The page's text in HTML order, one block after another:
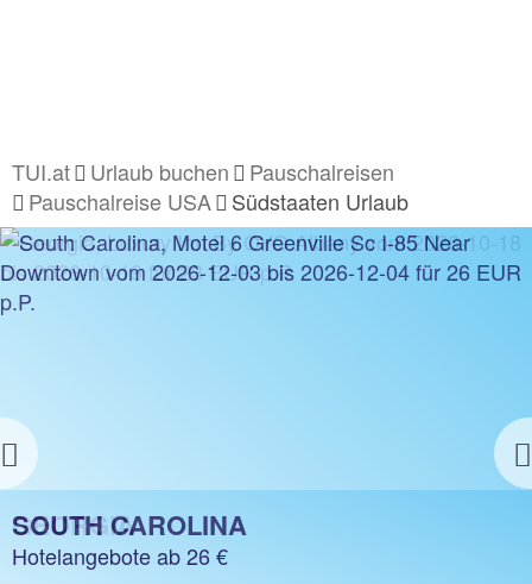
TUI.at Urlaub buchen
Pauschalreisen
Pauschalreise USA
Südstaaten Urlaub
Previous
NORTH CAROLINA
Hotelangebote ab 26 €
SOUTH CAROLINA
Hotelangebote ab 26 €
GEORGIA
Hotelangebote ab 23 €